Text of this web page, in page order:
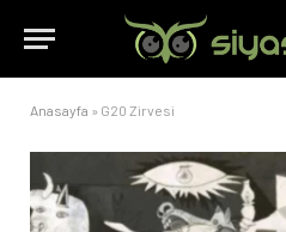
Anasayfa » G20 Zirvesi